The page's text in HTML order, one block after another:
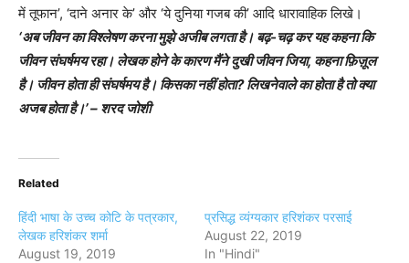
में तूफान’, ‘दाने अनार के’ और ‘ये दुनिया गजब की’ आदि धारावाहिक लिखे।
‘अब जीवन का विश्लेषण करना मुझे अजीब लगता है। बढ़-चढ़ कर यह कहना कि
जीवन संघर्षमय रहा। लेखक होने के कारण मैंने दुखी जीवन जिया, कहना फ़िज़ूल
है। जीवन होता ही संघर्षमय है। किसका नहीं होता? लिखनेवाले का होता है तो क्या
अजब होता है।’ – शरद जोशी
Related
हिंदी भाषा के उच्च कोटि के पत्रकार,
लेखक हरिशंकर शर्मा
August 19, 2019
प्रसिद्ध व्यंग्यकार हरिशंकर परसाई
August 22, 2019
In "Hindi"